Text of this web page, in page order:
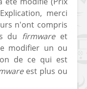
merci
n'ont compris
du firmwareet
modifier un ou
de ce qui est
est plus ou